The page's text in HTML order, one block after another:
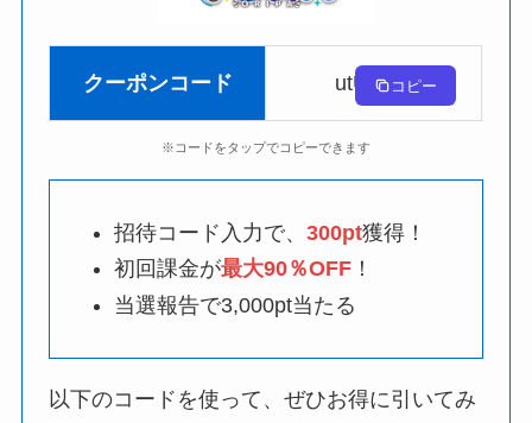
クーポンコード utURGqコピー
※コードをタップでコピーできます
招待コード入力で、300pt獲得！
初回課金が最大90％OFF ！
当選報告で3,000pt当たる
以下のコードを使って、ぜひお得に引いてみ